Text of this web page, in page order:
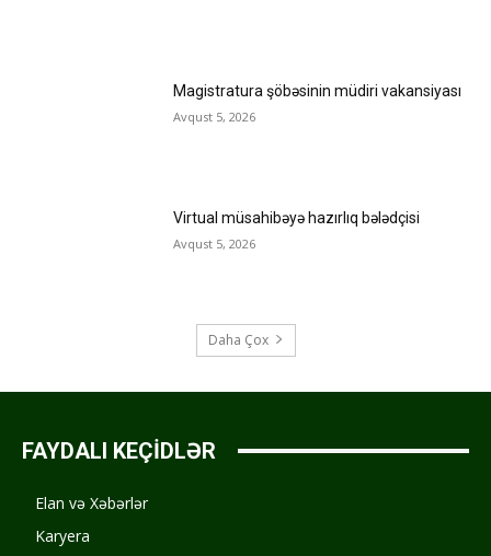
Magistratura şöbəsinin müdiri vakansiyası
Avqust 5, 2026
Virtual müsahibəyə hazırlıq bələdçisi
Avqust 5, 2026
Daha Çox
FAYDALI KEÇİDLƏR
Elan və Xəbərlər
Karyera